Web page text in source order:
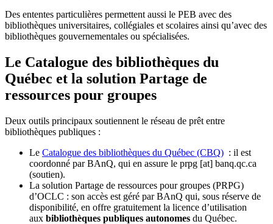
Des ententes particulières permettent aussi le PEB avec des
bibliothèques universitaires, collégiales et scolaires ainsi qu’avec des
bibliothèques gouvernementales ou spécialisées.
Le Catalogue des bibliothèques du
Québec et la solution Partage de
ressources pour groupes
Deux outils principaux soutiennent le réseau de prêt entre
bibliothèques publiques :
Le Catalogue des bibliothèques du Québec (CBQ) : il est
coordonné par BAnQ, qui en assure le prpg [at] banq.qc.ca
(soutien).
La solution Partage de ressources pour groupes (PRPG)
d’OCLC : son accès est géré par BAnQ qui, sous réserve de
disponibilité, en offre gratuitement la licence d’utilisation
aux bibliothèques publiques autonomes du Québec.